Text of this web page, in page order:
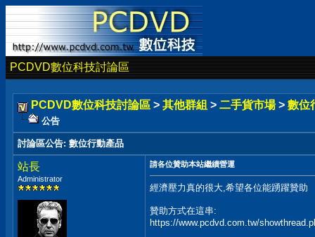
PCDVD數位科技討論區
PCDVD數位科技討論區 > 其他群組 > 二手貨市場 > 數位
公告
討論區公告: 數位行動產品
站長
Administrator
請各位贊助本站繼續營運
經濟壓力真的很大,希望各位能踴躍贊助
贊助方式在這串:
https://www.pcdvd.com.tw/